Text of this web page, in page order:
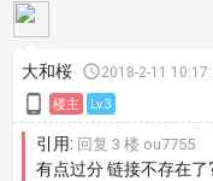
大和桜 2018-2-11
 楼主 Lv.3
引用: 回复 3 楼 ou7755
有点过分 链接不存在了